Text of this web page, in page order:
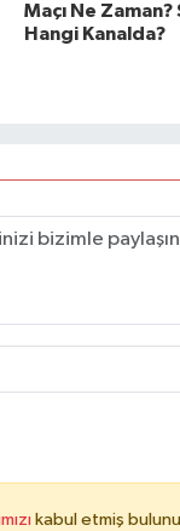
Maçı Ne Zaman?
Hangi Kanalda?
kabul etmiş